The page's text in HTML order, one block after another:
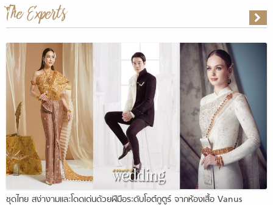
The Experts
ชุดไทย สง่างามและโดดเด่นด้วยฝีมือระดับโอต์กูตูร์ จากห้องเสื้อ Vanus